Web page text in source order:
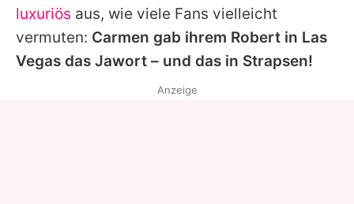
luxuriös aus, wie viele Fans vielleicht
vermuten: Carmen gab ihrem Robert in Las
Vegas das Jawort – und das in Strapsen!
Anzeige